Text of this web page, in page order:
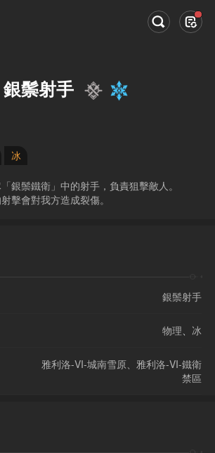
銀鬃射手
冰
銀鬃鐵衛」中的射手，負責狙擊敵人。
擊會對我方造成裂傷。
銀鬃射手
物理、 冰
雅利洛-VI-城南雪原、雅利洛-VI-鐵衛
禁區